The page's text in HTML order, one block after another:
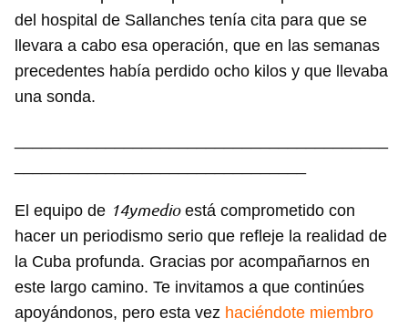
iniciar sesión con tu cuenta de 14ymedio.
INICIAR SESIÓN
del hospital de Sallanches tenía cita para que se
llevara a cabo esa operación, que en las semanas
precedentes había perdido ocho kilos y que llevaba
una sonda.
El equipo de 14ymedioestá comprometido con
hacer un periodismo serio que refleje la realidad de
la Cuba profunda. Gracias por acompañarnos en
este largo camino. Te invitamos a que continúes
apoyándonos, pero esta vez haciéndote miembro